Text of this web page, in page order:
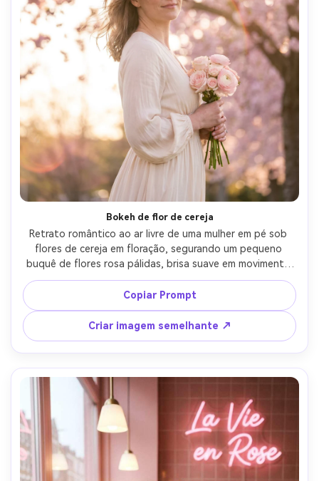
Bokeh de flor de cereja
Retrato romântico ao ar livre de uma mulher em pé sob
flores de cereja em floração, segurando um pequeno
buquê de flores rosa pálidas, brisa suave em movimento
de cabelo, retroiluminação de hora dourada criando
bokeh cor de rosa, tirado em Nikon Z7 II 85mm f/1.4,
profundidade de campo rasa sonhadora, lente suave
flare, textura natural da pele, classificação de cor rosa
pastel suave, fotorealista-AR 4:5
Copiar Prompt
Criar imagem semelhante ↗